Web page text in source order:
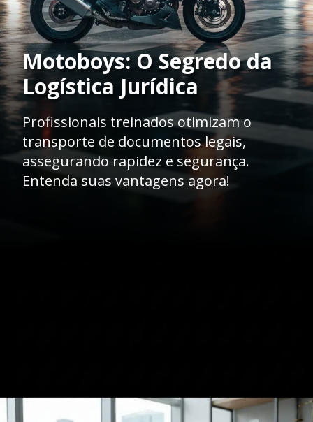
Motoboys: O Segredo da
Logística Jurídica
Profissionais treinados otimizam o
transporte de documentos legais,
assegurando rapidez e segurança.
Entenda suas vantagens agora!